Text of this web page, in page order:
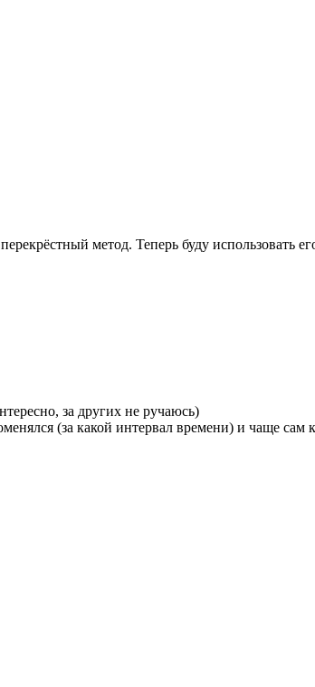
метод. Теперь буду использовать
за других не ручаюсь)
(за какой интервал времени) и чаще сам